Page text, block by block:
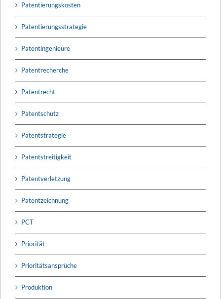
Patentierungskosten
Patentierungsstrategie
Patentingenieure
Patentrecherche
Patentrecht
Patentschutz
Patentstrategie
Patentstreitigkeit
Patentverletzung
Patentzeichnung
PCT
Priorität
Prioritätsansprüche
Produktion